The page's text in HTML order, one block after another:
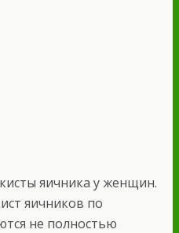
яичников по
не полностью